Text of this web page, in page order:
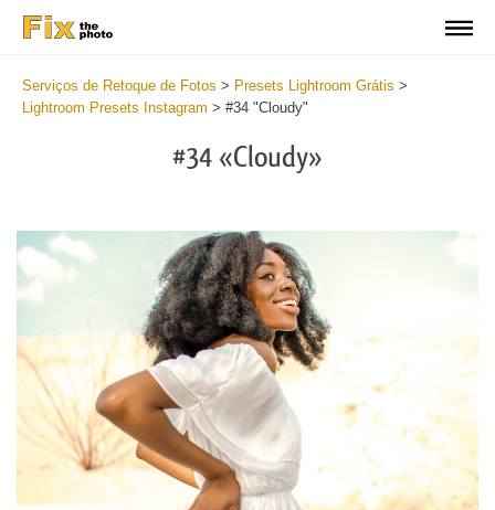
Serviços de Retoque de Fotos > Presets Lightroom Grátis >
Lightroom Presets Instagram > #34 "Cloudy"
#34 «Cloudy»